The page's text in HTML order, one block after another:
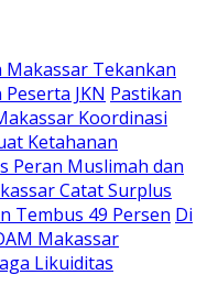
Makassar Tekankan
JKN Pastikan
Koordinasi
Ketahanan
Peran Muslimah dan
Catat Surplus
Tembus 49 Persen Di
Makassar
Likuiditas